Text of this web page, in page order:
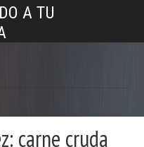
A TU
carne cruda